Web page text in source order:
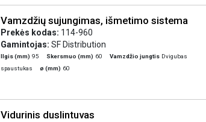
Vamzdžių sujungimas, išmetimo sistema
Prekės kodas: 114-960
Gamintojas: SF Distribution
Ilgis (mm) 95 Skersmuo (mm) 60 Vamzdžio jungtis Dvigubas
spaustukas
ø (mm) 60
Vidurinis duslintuvas